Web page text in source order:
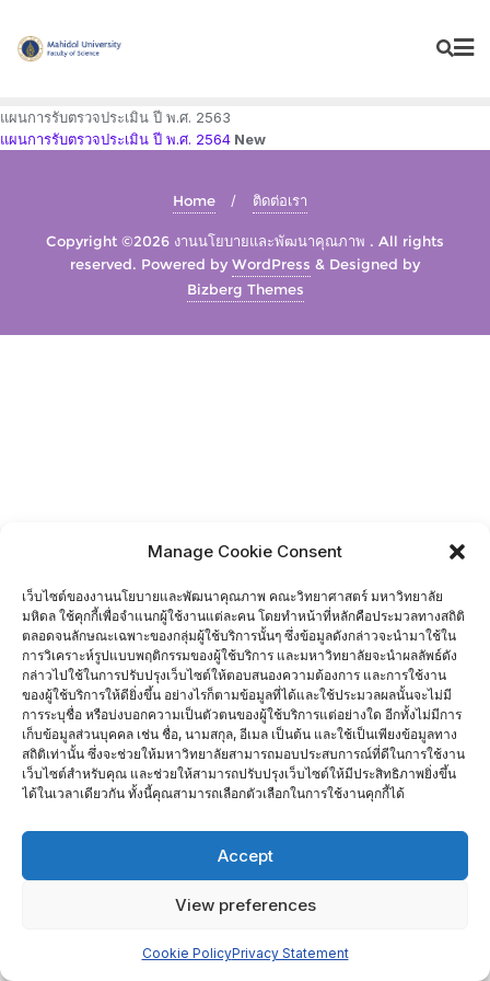
Manage Cookie Consent
เว็บไซต์ของงานนโยบายและพัฒนาคุณภาพ คณะวิทยาศาสตร์ มหาวิทยาลัย
มหิดล ใช้คุกกี้เพื่อจำแนกผู้ใช้งานแต่ละคน โดยทำหน้าที่หลักคือประมวลทางสถิติ
ตลอดจนลักษณะเฉพาะของกลุ่มผู้ใช้บริการนั้นๆ ซึ่งข้อมูลดังกล่าวจะนำมาใช้ใน
การวิเคราะห์รูปแบบพฤติกรรมของผู้ใช้บริการ และมหาวิทยาลัยจะนำผลลัพธ์ดัง
กล่าวไปใช้ในการปรับปรุงเว็บไซต์ให้ตอบสนองความต้องการ และการใช้งาน
ของผู้ใช้บริการให้ดียิ่งขึ้น อย่างไรก็ตามข้อมูลที่ได้และใช้ประมวลผลนั้นจะไม่มี
การระบุชื่อ หรือบ่งบอกความเป็นตัวตนของผู้ใช้บริการแต่อย่างใด อีกทั้งไม่มีการ
เก็บข้อมูลส่วนบุคคล เช่น ชื่อ, นามสกุล, อีเมล เป็นต้น และใช้เป็นเพียงข้อมูลทาง
สถิติเท่านั้น ซึ่งจะช่วยให้มหาวิทยาลัยสามารถมอบประสบการณ์ที่ดีในการใช้งาน
เว็บไซต์สำหรับคุณ และช่วยให้สามารถปรับปรุงเว็บไซต์ให้มีประสิทธิภาพยิ่งขึ้น
ได้ในเวลาเดียวกัน ทั้งนี้คุณสามารถเลือกตัวเลือกในการใช้งานคุกกี้ได้
Accept
View preferences
Cookie PolicyPrivacy Statement
content
แผนการรับตรวจประเมิน ปี พ.ศ. 2563
แผนการรับตรวจประเมิน ปี พ.ศ. 2564 New
Home ติดต่อเรา
Copyright ©2026 งานนโยบายและพัฒนาคุณภาพ . All rights
reserved. Powered by WordPress & Designed by
Bizberg Themes